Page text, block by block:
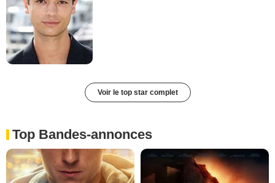
Voir le top star complet
Top Bandes-annonces